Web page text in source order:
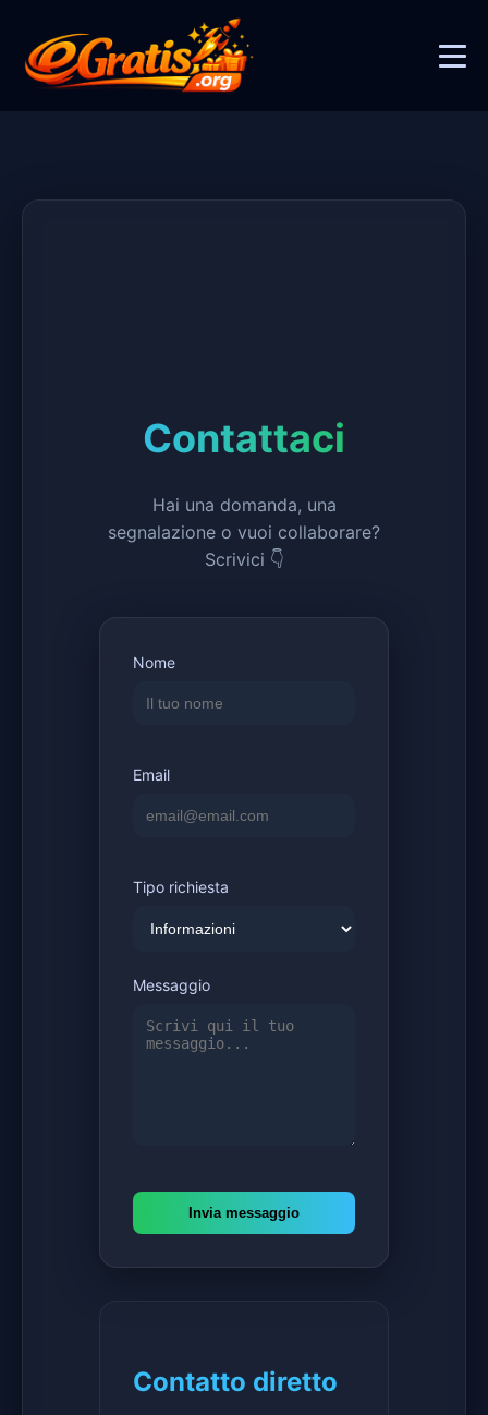
Contattaci
Hai una domanda, una
segnalazione o vuoi collaborare?
Scrivici 👇
Nome
Email
Tipo richiesta
Messaggio
Invia messaggio
Contatto diretto